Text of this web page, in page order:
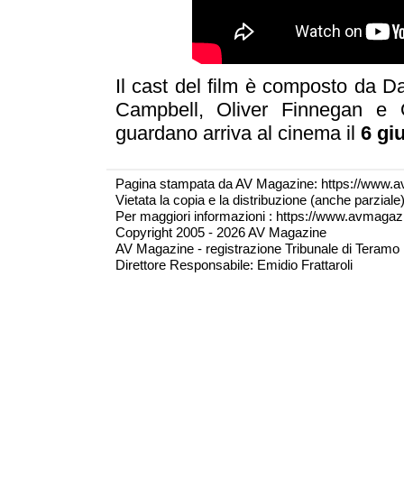
Il cast del film è composto da
Campbell, Oliver Finnegan
guardano arriva al cinema il 6
Pagina stampata da AV Magazine: https://
Vietata la copia e la distribuzione (anche
Per maggiori informazioni : https://
Copyright 2005 - 2026 AV Magazine
AV Magazine - registrazione Tribunale di
Direttore Responsabile: Emidio Frattaroli